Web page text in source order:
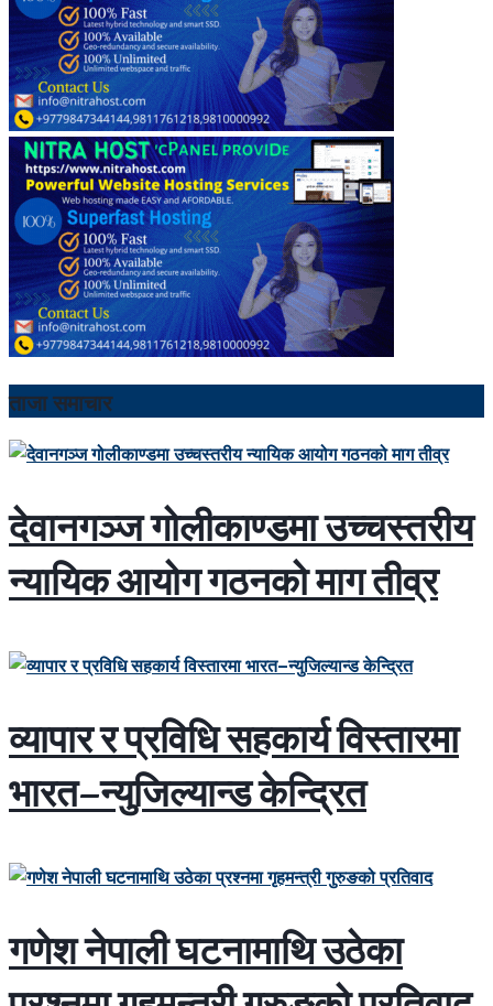
ताजा समाचार
देवानगञ्ज गोलीकाण्डमा उच्चस्तरीय
न्यायिक आयोग गठनको माग तीव्र
व्यापार र प्रविधि सहकार्य विस्तारमा
भारत–न्युजिल्यान्ड केन्द्रित
गणेश नेपाली घटनामाथि उठेका